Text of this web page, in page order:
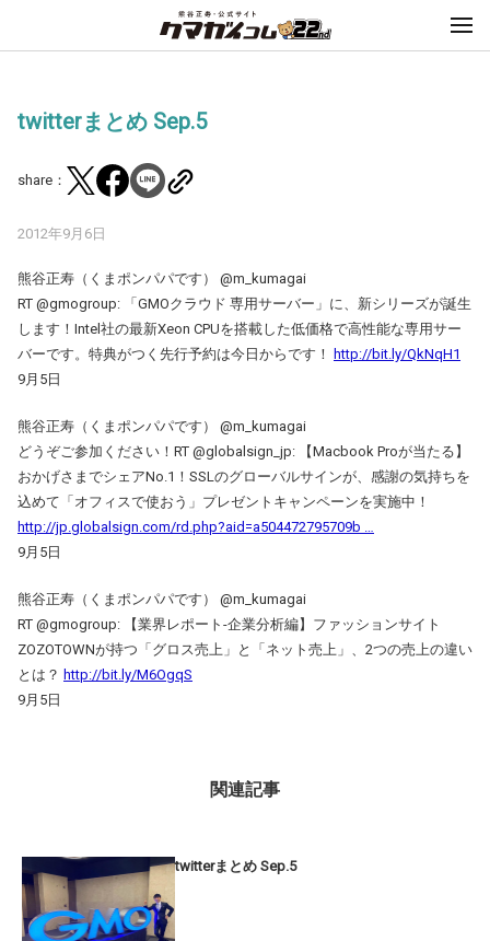
twitterまとめ Sep.5
share：
2012年9月6日
熊谷正寿（くまポンパパです） ‏@m_kumagai
RT @gmogroup: 「GMOクラウド 専用サーバー」に、新シリーズが誕生
します！Intel社の最新Xeon CPUを搭載した低価格で高性能な専用サー
バーです。特典がつく先行予約は今日からです！
http://bit.ly/QkNqH1
9月5日
熊谷正寿（くまポンパパです） ‏@m_kumagai
どうぞご参加ください！RT @globalsign_jp: 【Macbook Proが当たる】
おかげさまでシェアNo.1！SSLのグローバルサインが、感謝の気持ちを
込めて「オフィスで使おう」プレゼントキャンペーンを実施中！
http://jp.globalsign.com/rd.php?aid=a504472795709b …
9月5日
熊谷正寿（くまポンパパです） ‏@m_kumagai
RT @gmogroup: 【業界レポート-企業分析編】ファッションサイト
ZOZOTOWNが持つ「グロス売上」と「ネット売上」、2つの売上の違い
とは？ http://bit.ly/M6OgqS
9月5日
関連記事
twitterまとめ Sep.5